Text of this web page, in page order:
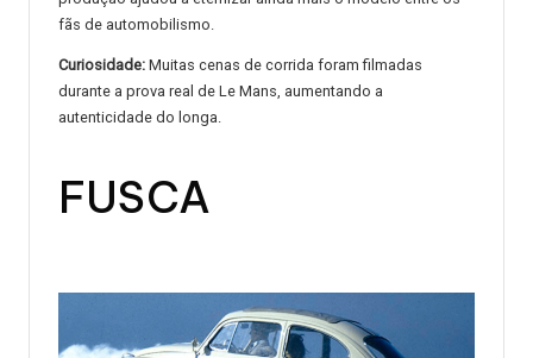
fãs de automobilismo.
Curiosidade: Muitas cenas de corrida foram filmadas
durante a prova real de Le Mans, aumentando a
autenticidade do longa.
FUSCA